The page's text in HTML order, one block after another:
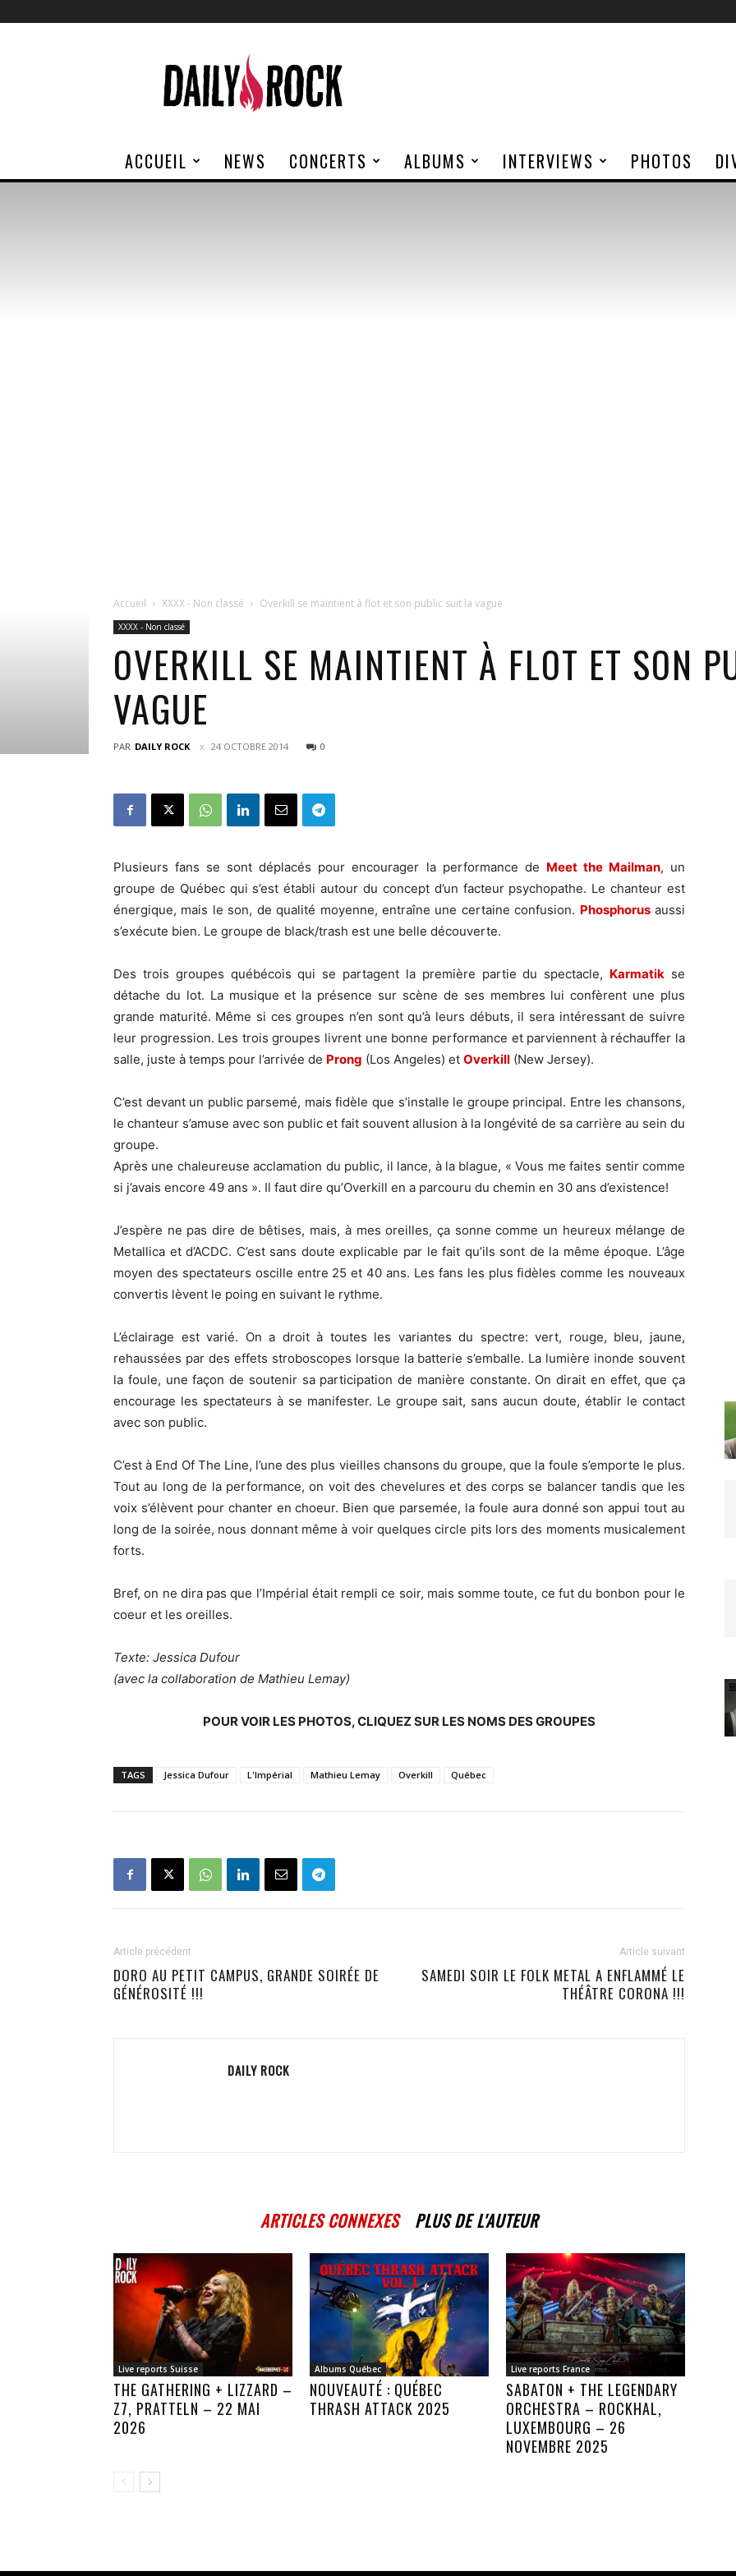
Rock
ACCUEIL NEWS CONCERTS ALBUMS INTERVIEWS PHOTOS
Accueil XXXX - Non classé Overkill se maintient à flot et son public suit la vague
XXXX - Non classé
OVERKILL SE MAINTIENT À FLOT ET SON
VAGUE
PAR DAILY ROCK 24 OCTOBRE 2014 0
Plusieurs fans se sont déplacés pour encourager la performance de Meet the Mailman, un
groupe de Québec qui s’est établi autour du concept d’un facteur psychopathe. Le chanteur est
énergique, mais le son, de qualité moyenne, entraîne une certaine confusion. Phosphorusaussi
s’exécute bien. Le groupe de black/trash est une belle découverte.
Des trois groupes québécois qui se partagent la première partie du spectacle, Karmatik se
détache du lot. La musique et la présence sur scène de ses membres lui confèrent une plus
grande maturité. Même si ces groupes n’en sont qu’à leurs débuts, il sera intéressant de suivre
leur progression. Les trois groupes livrent une bonne performance et parviennent à réchauffer la
salle, juste à temps pour l’arrivée de Prong (Los Angeles) et Overkill (New Jersey).
C’est devant un public parsemé, mais fidèle que s’installe le groupe principal. Entre les chansons,
le chanteur s’amuse avec son public et fait souvent allusion à la longévité de sa carrière au sein du
groupe.
Après une chaleureuse acclamation du public, il lance, à la blague, « Vous me faites sentir comme
si j’avais encore 49 ans ». Il faut dire qu’Overkill en a parcouru du chemin en 30 ans d’existence!
J’espère ne pas dire de bêtises, mais, à mes oreilles, ça sonne comme un heureux mélange de
Metallica et d’ACDC. C’est sans doute explicable par le fait qu’ils sont de la même époque. L’âge
moyen des spectateurs oscille entre 25 et 40 ans. Les fans les plus fidèles comme les nouveaux
convertis lèvent le poing en suivant le rythme.
L’éclairage est varié. On a droit à toutes les variantes du spectre: vert, rouge, bleu, jaune,
rehaussées par des effets stroboscopes lorsque la batterie s’emballe. La lumière inonde souvent
la foule, une façon de soutenir sa participation de manière constante. On dirait en effet, que ça
encourage les spectateurs à se manifester. Le groupe sait, sans aucun doute, établir le contact
avec son public.
C’est à End Of The Line, l’une des plus vieilles chansons du groupe, que la foule s’emporte le plus.
Tout au long de la performance, on voit des chevelures et des corps se balancer tandis que les
voix s’élèvent pour chanter en choeur. Bien que parsemée, la foule aura donné son appui tout au
long de la soirée, nous donnant même à voir quelques circle pits lors des moments musicalement
forts.
Bref, on ne dira pas que l’Impérial était rempli ce soir, mais somme toute, ce fut du bonbon pour le
coeur et les oreilles.
Texte: Jessica Dufour
(avec la collaboration de Mathieu Lemay)
POUR VOIR LES PHOTOS, CLIQUEZ SUR LES NOMS DES GROUPES
TAGS Jessica Dufour L'Impérial Mathieu Lemay Overkill Québec
Article précédent
DORO AU PETIT CAMPUS, GRANDE SOIRÉE DE
GÉNÉROSITÉ !!!
Article suivant
SAMEDI SOIR LE FOLK METAL A ENFLAMMÉ LE
THÉÂTRE CORONA !!!
DAILY ROCK
ARTICLES CONNEXES PLUS DE L'AUTEUR
Live reports Suisse
THE GATHERING + LIZZARD –
Z7, PRATTELN – 22 MAI
2026
Albums Québec
NOUVEAUTÉ : QUÉBEC
THRASH ATTACK 2025
Live reports France
SABATON + THE LEGENDARY
ORCHESTRA – ROCKHAL,
LUXEMBOURG – 26
NOVEMBRE 2025